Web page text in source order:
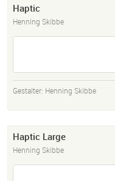
Haptic
Henning Skibbe
Gestalter: Henning Skibbe
Haptic Large
Henning Skibbe